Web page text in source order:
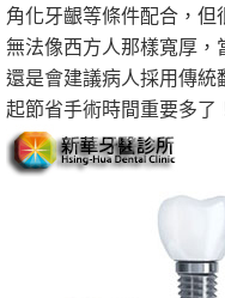
角化牙齦等條件配合，
無法像西方人那樣寬厚
還是會建議病人採用傳
起節省手術時間重要多了